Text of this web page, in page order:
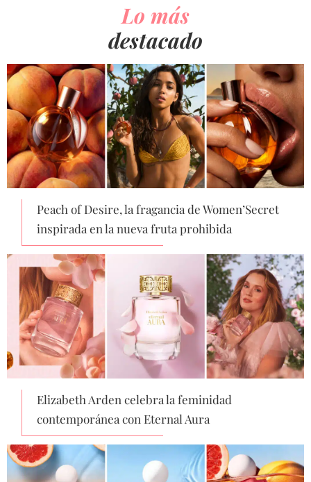
Lo más
destacado
Peach of Desire, la fragancia de Women’Secret
inspirada en la nueva fruta prohibida
Elizabeth Arden celebra la feminidad
contemporánea con Eternal Aura